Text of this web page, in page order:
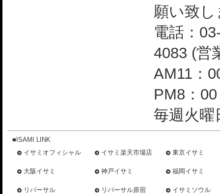
願い致
電話：
4083 (営
AM11：
PM8：
毎週火曜
■ISAMI LINK
イサミオフィシャル
イサミ楽天市場店 東京イサミ
大阪イサミ 神戸イサミ 福岡イサミ
リバーサル リバーサル原宿 イサミソウル